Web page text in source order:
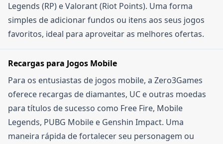
Legends (RP) e Valorant (Riot Points). Uma forma
simples de adicionar fundos ou itens aos seus jogos
favoritos, ideal para aproveitar as melhores ofertas.
Recargas para Jogos Mobile
Para os entusiastas de jogos mobile, a Zero3Games
oferece recargas de diamantes, UC e outras moedas
para títulos de sucesso como Free Fire, Mobile
Legends, PUBG Mobile e Genshin Impact. Uma
maneira rápida de fortalecer seu personagem ou